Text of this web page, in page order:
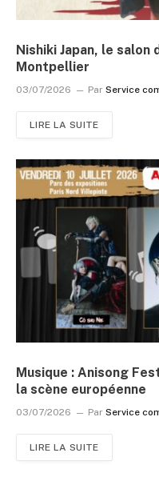
Nishiki Japan, le
Montpellier
03/07/2026 Par Service
LIRE LA SUITE
Musique : Anisong
la scène européenne
03/07/2026 Par Service
LIRE LA SUITE